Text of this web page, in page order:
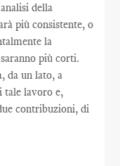
della
più consistente, o
la
più corti.
da un lato, a
tale lavoro e,
contribuzioni, di